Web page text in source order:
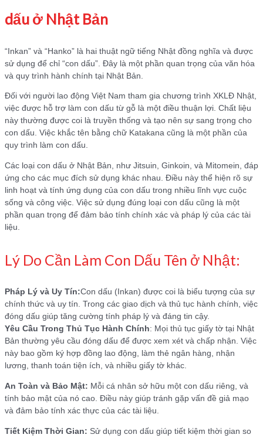
dấu ở Nhật Bản
“Inkan” và “Hanko” là hai thuật ngữ tiếng Nhật đồng nghĩa và được
sử dụng để chỉ “con dấu”. Đây là một phần quan trọng của văn hóa
và quy trình hành chính tại Nhật Bản.
Đối với người lao động Việt Nam tham gia chương trình XKLĐ Nhật,
việc được hỗ trợ làm con dấu từ gỗ là một điều thuận lợi. Chất liệu
này thường được coi là truyền thống và tạo nên sự sang trọng cho
con dấu. Việc khắc tên bằng chữ Katakana cũng là một phần của
quy trình làm con dấu.
Các loại con dấu ở Nhật Bản, như Jitsuin, Ginkoin, và Mitomein, đáp
ứng cho các mục đích sử dụng khác nhau. Điều này thể hiện rõ sự
linh hoạt và tính ứng dụng của con dấu trong nhiều lĩnh vực cuộc
sống và công việc. Việc sử dụng đúng loại con dấu cũng là một
phần quan trọng để đảm bảo tính chính xác và pháp lý của các tài
liệu.
Lý Do Cần Làm Con Dấu Tên ở Nhật:
Pháp Lý và Uy Tín:Con dấu (Inkan) được coi là biểu tượng của sự
chính thức và uy tín. Trong các giao dịch và thủ tục hành chính, việc
đóng dấu giúp tăng cường tính pháp lý và đáng tin cậy.
Yêu Cầu Trong Thủ Tục Hành Chính: Mọi thủ tục giấy tờ tại Nhật
Bản thường yêu cầu đóng dấu để được xem xét và chấp nhận. Việc
này bao gồm ký hợp đồng lao động, làm thẻ ngân hàng, nhận
lương, thanh toán tiện ích, và nhiều giấy tờ khác.
An Toàn và Bảo Mật: Mỗi cá nhân sở hữu một con dấu riêng, và
tính bảo mật của nó cao. Điều này giúp tránh gặp vấn đề giả mạo
và đảm bảo tính xác thực của các tài liệu.
Tiết Kiệm Thời Gian: Sử dụng con dấu giúp tiết kiệm thời gian so